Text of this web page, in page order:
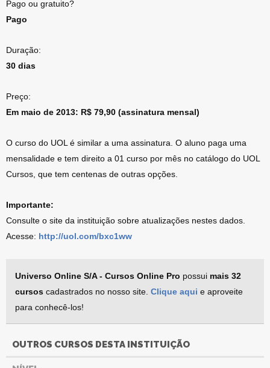
Pago ou gratuito?
Pago
Duração:
30 dias
Preço:
Em maio de 2013: R$ 79,90 (assinatura mensal)
O curso do UOL é similar a uma assinatura. O aluno paga uma
mensalidade e tem direito a 01 curso por mês no catálogo do UOL
Cursos, que tem centenas de outras opções.
Importante:
Consulte o site da instituição sobre atualizações nestes dados.
Acesse: http://uol.com/bxc1ww
Universo Online S/A - Cursos Online Pro possui mais 32
cursos cadastrados no nosso site. Clique aqui e aproveite
para conhecê-los!
OUTROS CURSOS DESTA INSTITUIÇÃO